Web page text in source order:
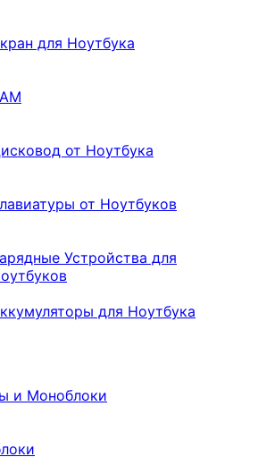
для Ноутбука
от Ноутбука
от Ноутбуков
Устройства для
для Ноутбука
и Моноблоки